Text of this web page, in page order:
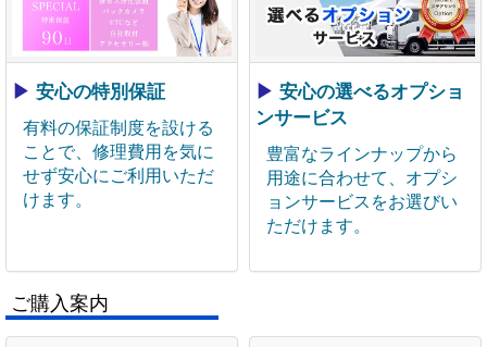
▶ 安心の特別保証
有料の保証制度を設ける
ことで、修理費用を気に
せず安心にご利用いただ
けます。
▶ 安心の選べるオプショ
ンサービス
豊富なラインナップから
用途に合わせて、オプシ
ョンサービスをお選びい
ただけます。
ご購入案内